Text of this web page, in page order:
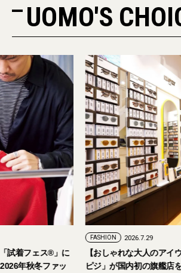
UOMO'S
試着フェス®︎」に
年秋冬ファッ
FASHION 2026.7.29
【おしゃれな大人のアイ
ピジ」が国内初の旗艦店